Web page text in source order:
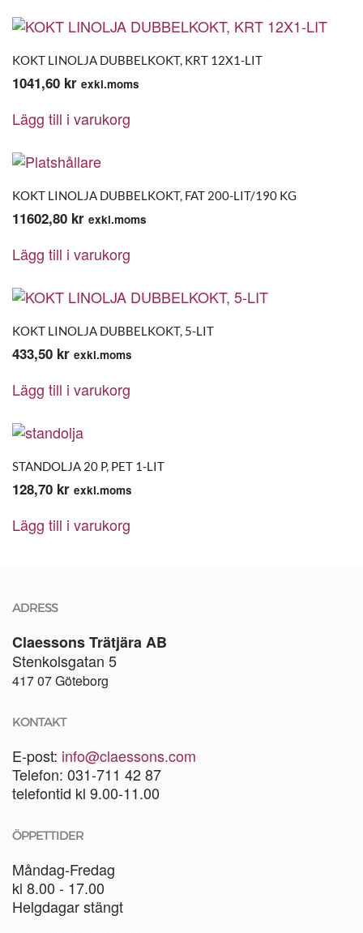
KOKT LINOLJA DUBBELKOKT, KRT 12X1-LIT
1041,60 kr exkl.moms
Lägg till i varukorg
KOKT LINOLJA DUBBELKOKT, FAT 200-LIT/190 KG
11602,80 kr exkl.moms
Lägg till i varukorg
KOKT LINOLJA DUBBELKOKT, 5-LIT
433,50 kr exkl.moms
Lägg till i varukorg
STANDOLJA 20 P, PET 1-LIT
128,70 kr exkl.moms
Lägg till i varukorg
ADRESS
Claessons Trätjära AB
Stenkolsgatan 5
417 07 Göteborg
KONTAKT
E-post: info@claessons.com
Telefon: 031-711 42 87
telefontid kl 9.00-11.00
ÖPPETTIDER
Måndag-Fredag
kl 8.00 - 17.00
Helgdagar stängt